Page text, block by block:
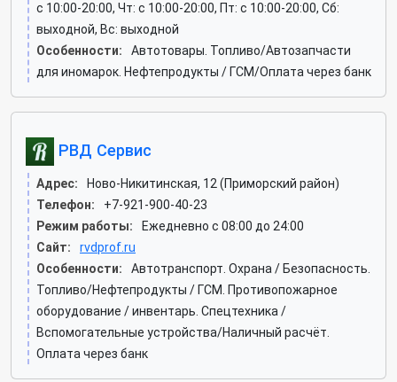
c 10:00-20:00, Чт: c 10:00-20:00, Пт: c 10:00-20:00, Сб:
выходной, Вс: выходной
Особенности:
Автотовары. Топливо/Автозапчасти
для иномарок. Нефтепродукты / ГСМ/Оплата через банк
РВД Сервис
Адрес:
Ново-Никитинская, 12 (Приморский район)
Телефон:
+7-921-900-40-23
Режим работы:
Ежедневно с 08:00 до 24:00
Сайт:
rvdprof.ru
Особенности:
Автотранспорт. Охрана / Безопасность.
Топливо/Нефтепродукты / ГСМ. Противопожарное
оборудование / инвентарь. Спецтехника /
Вспомогательные устройства/Наличный расчёт.
Оплата через банк